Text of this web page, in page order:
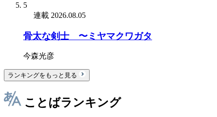
5
連載 2026.08.05
骨太な剣士 〜ミヤマクワガタ
今森光彦
ランキングをもっと見る
ことばランキング